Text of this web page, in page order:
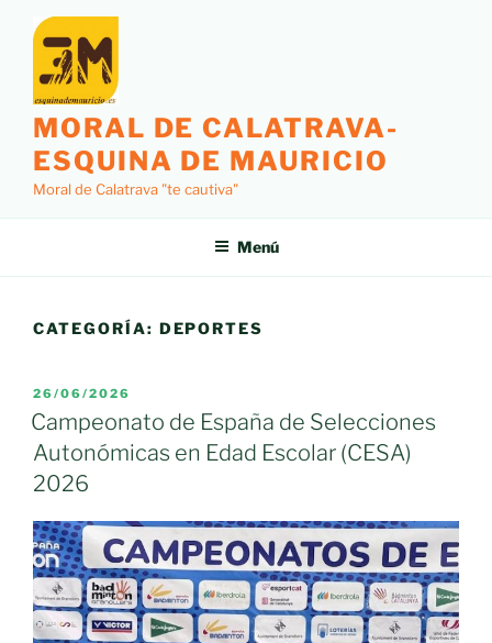
contenido
MORAL DE CALATRAVA-
ESQUINA DE MAURICIO
Moral de Calatrava "te cautiva"
Menú
CATEGORÍA: DEPORTES
PUBLICADO
EL
26/06/2026
Campeonato de España de Selecciones
Autonómicas en Edad Escolar (CESA)
2026